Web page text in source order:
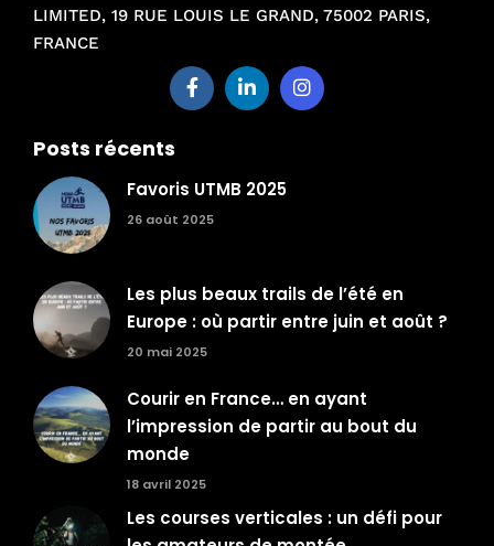
LIMITED, 19 RUE LOUIS LE GRAND, 75002 PARIS,
FRANCE
Posts récents
Favoris UTMB 2025
26 août 2025
Les plus beaux trails de l’été en
Europe : où partir entre juin et août ?
20 mai 2025
Courir en France… en ayant
l’impression de partir au bout du
monde
18 avril 2025
Les courses verticales : un défi pour